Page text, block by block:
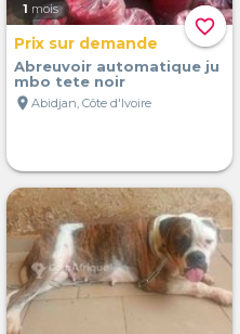
favorite_border
1 mois
Prix sur demande
Abreuvoir automatique ju
mbo tete noir
location_on Abidjan, Côte d'Ivoire